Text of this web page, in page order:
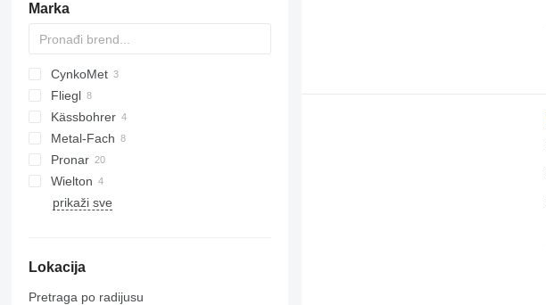
Marka
CynkoMet
Fliegl
DPW
TR
Kässbohrer
Metal-Fach
OL
Pronar
T022
T024
Wielton
PRS
prikaži sve
Lokacija
Pretraga po radijusu